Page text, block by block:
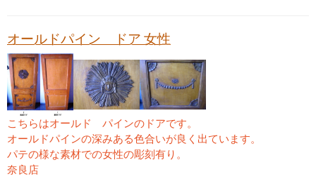
オールドパイン ドア 女性
こちらはオールド パインのドアです。
オールドパインの深みある色合いが良く出ています。
パテの様な素材での女性の彫刻有り。
奈良店